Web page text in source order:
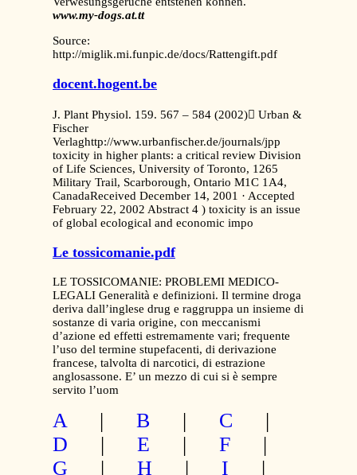
www.my-dogs.at.tt
Source:
http://miglik.mi.funpic.de/docs/Rattengift.pdf
docent.hogent.be
J. Plant Physiol. 159. 567 – 584 (2002) Urban &
Fischer
Verlaghttp://www.urbanfischer.de/journals/jpp
toxicity in higher plants: a critical review Division
of Life Sciences, University of Toronto, 1265
Military Trail, Scarborough, Ontario M1C 1A4,
CanadaReceived December 14, 2001 · Accepted
February 22, 2002 Abstract 4 ) toxicity is an issue
of global ecological and economic impo
Le tossicomanie.pdf
LE TOSSICOMANIE: PROBLEMI MEDICO-
LEGALI Generalità e definizioni. Il termine droga
deriva dall’inglese drug e raggruppa un insieme di
sostanze di varia origine, con meccanismi
d’azione ed effetti estremamente vari; frequente
l’uso del termine stupefacenti, di derivazione
francese, talvolta di narcotici, di estrazione
anglosassone. E’ un mezzo di cui si è sempre
servito l’uom
A | B | C
|
D
| E | F
|
G
| H | I |